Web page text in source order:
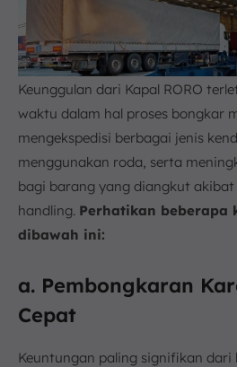
Keunggulan dari Kapal RORO
waktu dalam hal proses bongkar
mengekspedisi berbagai jenis
menggunakan roda, serta
bagi barang yang diangkut
handling. Perhatikan beberapa
dibawah ini:
a. Pembongkaran
Cepat
Keuntungan paling signifikan dari